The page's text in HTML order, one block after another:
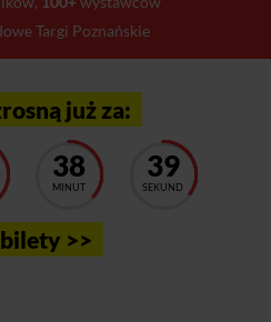
Targi Poznańskie
już za:
38
MINUT
35
SEKUND
>>